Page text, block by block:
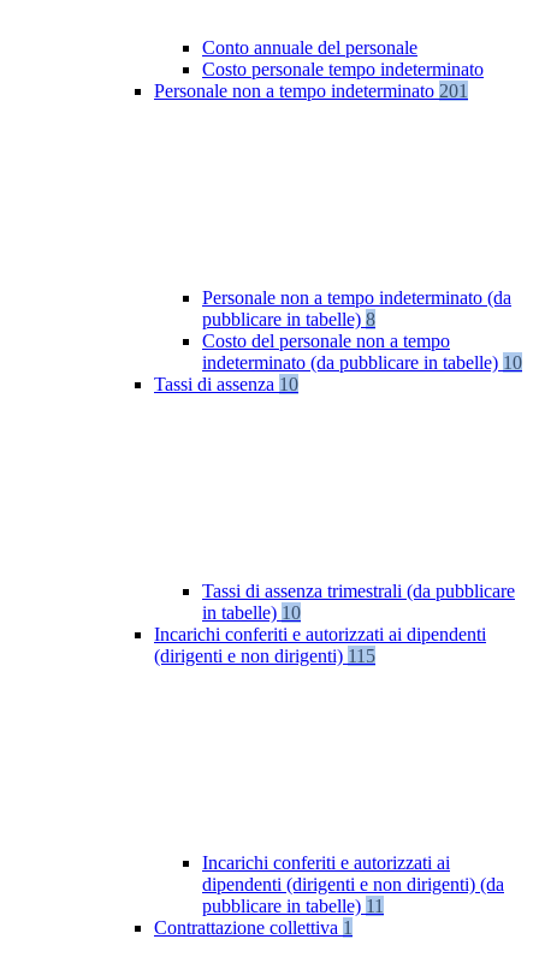
Conto annuale del personale
Costo personale tempo indeterminato
Personale non a tempo indeterminato 201
Personale non a tempo indeterminato (da
pubblicare in tabelle) 8
Costo del personale non a tempo
indeterminato (da pubblicare in tabelle) 10
Tassi di assenza 10
Tassi di assenza trimestrali (da pubblicare
in tabelle) 10
Incarichi conferiti e autorizzati ai dipendenti
(dirigenti e non dirigenti) 115
Incarichi conferiti e autorizzati ai
dipendenti (dirigenti e non dirigenti) (da
pubblicare in tabelle) 11
Contrattazione collettiva 1